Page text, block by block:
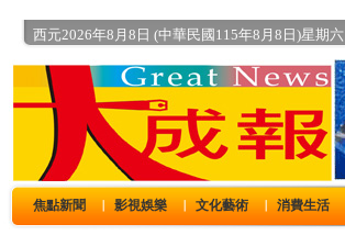
西元2026年8月8日 (中華民國115年8月8日)星期六
焦點新聞 影視娛樂 文化藝術 消費生活